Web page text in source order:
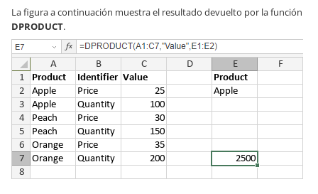
La figura a continuación muestra el resultado devuelto por la función
DPRODUCT.